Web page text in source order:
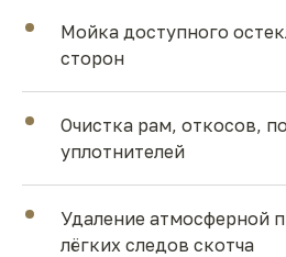
Мойка доступного
сторон
Очистка рам, откосов,
уплотнителей
Удаление атмосферной
лёгких следов скотча